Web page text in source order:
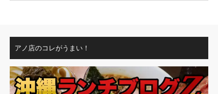
アノ店のコレがうまい！